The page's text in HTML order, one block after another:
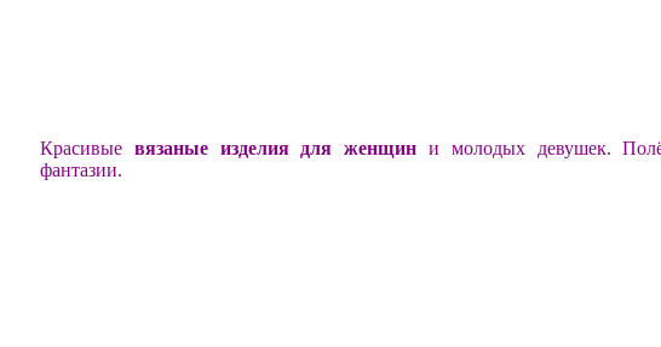
Красивые вязаные изделия для женщин и молодых девушек.
фантазии.